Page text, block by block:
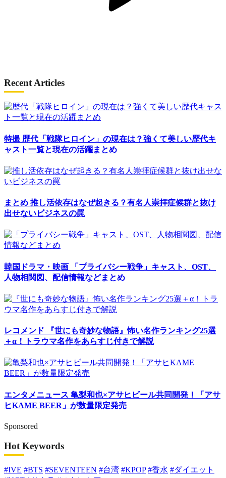
Recent Articles
特撮 歴代「戦隊ヒロイン」の現在は？強くて美しい歴代キ
ャスト一覧と現在の活躍まとめ
まとめ 推し活依存はなぜ起きる？有名人崇拝症候群と抜け
出せないビジネスの罠
韓国ドラマ・映画 「プライバシー戦争」キャスト、OST、
人物相関図、配信情報などまとめ
レコメンド 『世にも奇妙な物語』怖い名作ランキング25選
＋α！トラウマ名作をあらすじ付きで解説
エンタメニュース 亀梨和也×アサヒビール共同開発！「アサ
ヒKAME BEER」が数量限定発売
Sponsored
Hot Keywords
#IVE #BTS #SEVENTEEN #台湾 #KPOP #香水 #ダイエット